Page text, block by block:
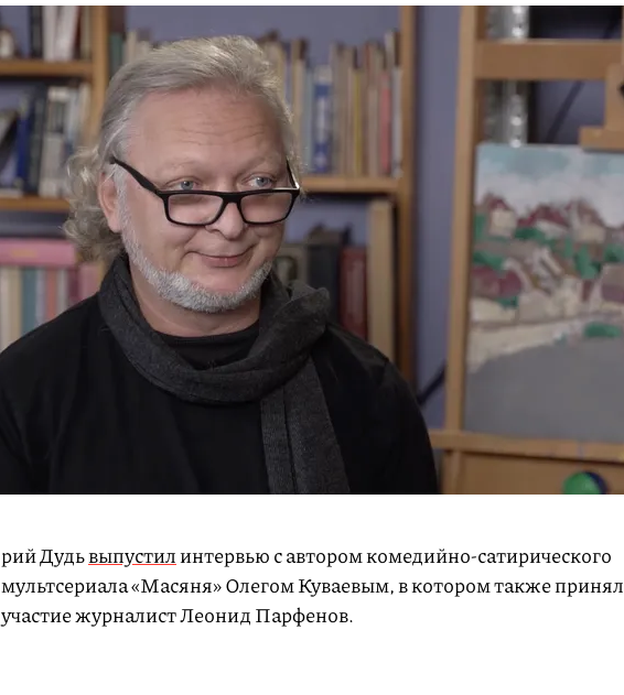
рий Дудьвыпустилинтервью с автором комедийно-сатирического
мультсериала «Масяня» Олегом Куваевым, в котором также принял
участие журналист Леонид Парфенов.